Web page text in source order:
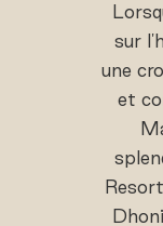
sur
une
et